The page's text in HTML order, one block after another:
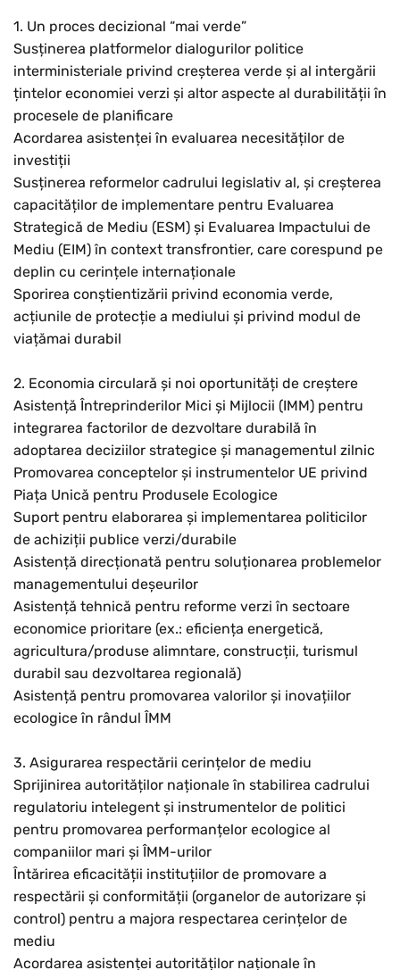
1. Un proces decizional “mai verde”
Susținerea platformelor dialogurilor politice
interministeriale privind creșterea verde și al intergării
țintelor economiei verzi și altor aspecte al durabilității în
procesele de planificare
Acordarea asistenței în evaluarea necesităților de
investiții
Susținerea reformelor cadrului legislativ al, și creșterea
capacităților de implementare pentru Evaluarea
Strategică de Mediu (ESM) și Evaluarea Impactului de
Mediu (EIM) în context transfrontier, care corespund pe
deplin cu cerințele internaționale
Sporirea conștientizării privind economia verde,
acțiunile de protecție a mediului și privind modul de
viațămai durabil
2. Economia circulară și noi oportunități de creștere
Asistență Întreprinderilor Mici și Mijlocii (IMM) pentru
integrarea factorilor de dezvoltare durabilă în
adoptarea deciziilor strategice și managementul zilnic
Promovarea conceptelor și instrumentelor UE privind
Piața Unică pentru Produsele Ecologice
Suport pentru elaborarea și implementarea politicilor
de achiziții publice verzi/durabile
Asistență direcționată pentru soluționarea problemelor
managementului deșeurilor
Asistență tehnică pentru reforme verzi în sectoare
economice prioritare (ex.: eficiența energetică,
agricultura/produse alimntare, construcții, turismul
durabil sau dezvoltarea regională)
Asistență pentru promovarea valorilor și inovațiilor
ecologice în rândul ÎMM
3. Asigurarea respectării cerințelor de mediu
Sprijinirea autorităților naționale în stabilirea cadrului
regulatoriu intelegent și instrumentelor de politici
pentru promovarea performanțelor ecologice al
companiilor mari și ÎMM-urilor
Întărirea eficacității instituțiilor de promovare a
respectării și conformității (organelor de autorizare și
control) pentru a majora respectarea cerințelor de
mediu
Acordarea asistenței autorităților naționale în